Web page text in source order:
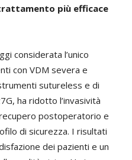
più efficace
considerata l’unico
con VDM severa e
sutureless e di
ha ridotto l’invasività
postoperatorio e
di sicurezza. I risultati
dei pazienti e un